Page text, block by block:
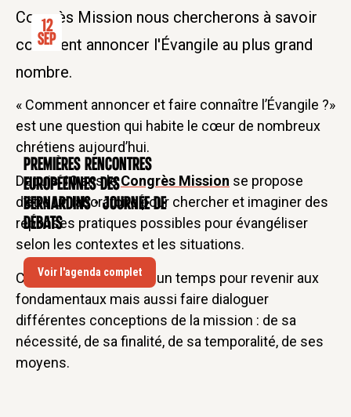
CONFÉRENCE
12
Sep
Premières rencontres
européennes des
Bernardins - Journée de
débats
Voir l'agenda complet
Congrès Mission nous chercherons à savoir
comment annoncer l'Évangile au plus grand
nombre.
« Comment annoncer et faire connaître l’Évangile ?»
est une question qui habite le cœur de nombreux
chrétiens aujourd’hui.
Depuis 10 ans leCongrès Mission se propose
d’être un laboratoire pour chercher et imaginer des
réponses pratiques possibles pour évangéliser
selon les contextes et les situations.
Ces deux jours seront un temps pour revenir aux
fondamentaux mais aussi faire dialoguer
différentes conceptions de la mission : de sa
nécessité, de sa finalité, de sa temporalité, de ses
moyens.